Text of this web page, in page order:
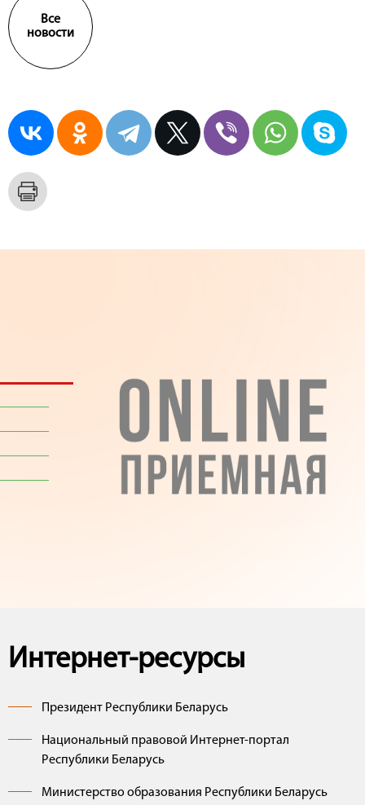
Все
новости
Интернет-ресурсы
Президент Республики Беларусь
Национальный правовой Интернет-портал
Республики Беларусь
Министерство образования Республики Беларусь